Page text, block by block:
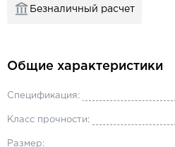
Безналичный расчет
Общие характеристики
Спецификация:
Класс прочности:
Размер: